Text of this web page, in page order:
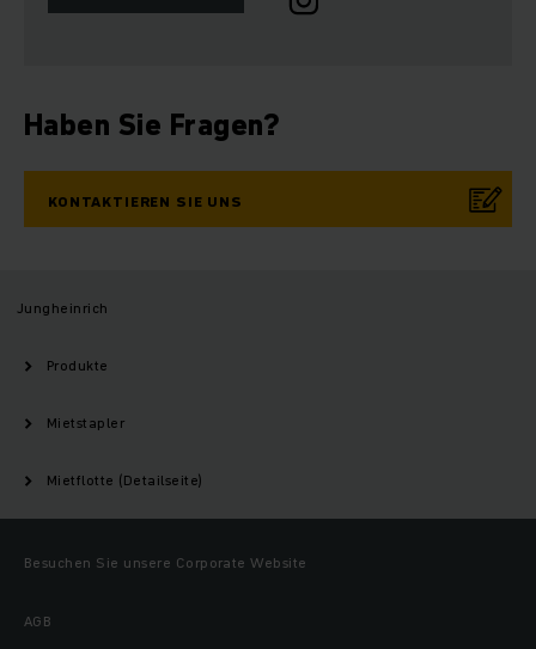
Haben Sie Fragen?
KONTAKTIEREN SIE UNS
Jungheinrich
Produkte
Mietstapler
Mietflotte (Detailseite)
Besuchen Sie unsere Corporate Website
AGB